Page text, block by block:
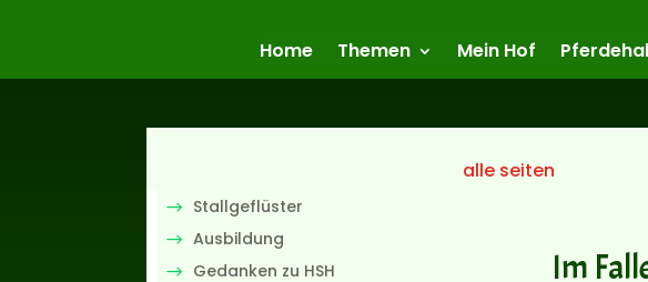
Home Themen Mein Hof
Stallgeflüster
Ausbildung
Gedanken zu HSH
alle seiten
Im